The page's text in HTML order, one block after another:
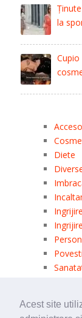
Acest site
la
Diete
Ingrijire
Povesti